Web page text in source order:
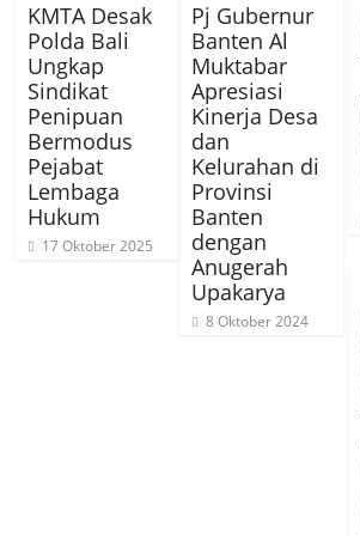
KMTA Desak
Polda Bali
Ungkap
Sindikat
Penipuan
Bermodus
Pejabat
Lembaga
Hukum
17 Oktober 2025
Pj Gubernur
Banten Al
Muktabar
Apresiasi
Kinerja Desa
dan
Kelurahan di
Provinsi
Banten
dengan
Anugerah
Upakarya
8 Oktober 2024